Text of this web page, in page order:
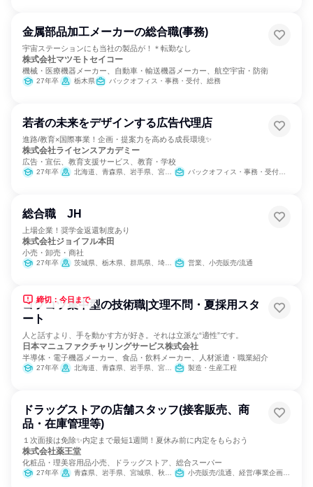
金属部品加工メーカーの総合職(事務)
宇宙ステーションにも当社の製品が！＊転勤なし
株式会社マツモトセイコー
機械・医療機器メーカー、自動車・輸送機器メーカー、航空宇宙・防衛
27年卒 栃木県 バックオフィス・事務・受付、総務
若者の未来をデザインする広告代理店
進路/教育×国際事業！企画・提案力を高める成長環境✨
株式会社ライセンスアカデミー
広告・宣伝、教育支援サービス、教育・学校
27年卒 北海道、青森県、岩手県、宮城県、秋田県、山形県、福島県、茨城県、栃木県、群馬県、埼玉県、千葉県、東京都、神奈川県、新潟県、富山県、石川県、福井県、山梨県、長野県、岐阜県、静岡県、愛知県、三重県、滋賀県、京都府、大阪府、兵庫県、奈良県、和歌山県、鳥取県、島根県、岡山県、広島県、山口県、徳島県、香川県、愛媛県、高知県、福岡県、佐賀県、長崎県、熊本県、大分県、宮崎県、鹿児島県、沖縄県 バックオフィス・事務・受付、営業、出版/メディア/芸能/エンタメ専門職
総合職 JH
上場企業！奨学金返還制度あり
株式会社ジョイフル本田
小売・卸売・商社
27年卒 茨城県、栃木県、群馬県、埼玉県、千葉県、東京都 営業、小売販売/流通
締切：今日まで
コツコツ集中型の技術職|文理不問・夏採用スタ
ート
人と話すより、手を動かす方が好き。それは立派な“適性”です。
日本マニュファクチャリングサービス株式会社
半導体・電子機器メーカー、食品・飲料メーカー、人材派遣・職業紹介
27年卒 北海道、青森県、岩手県、宮城県、秋田県、山形県、福島県、茨城県、栃木県、群馬県、埼玉県、千葉県、東京都、神奈川県、新潟県、富山県、石川県、福井県、山梨県、長野県、岐阜県、静岡県、愛知県、三重県、滋賀県、京都府、大阪府、兵庫県、奈良県、和歌山県、鳥取県、島根県、岡山県、広島県、山口県、徳島県、香川県、愛媛県、高知県、福岡県、佐賀県、長崎県、熊本県、大分県、宮崎県、鹿児島県、沖縄県 製造・生産工程
ドラッグストアの店舗スタッフ(接客販売、商
品・在庫管理等)
１次面接は免除✨内定まで最短1週間！夏休み前に内定をもらおう
株式会社薬王堂
化粧品・理美容用品小売、ドラッグストア、総合スーパー
27年卒 青森県、岩手県、宮城県、秋田県、山形県、福島県、茨城県、栃木県 小売販売/流通、経営/事業企画、医薬品専門職